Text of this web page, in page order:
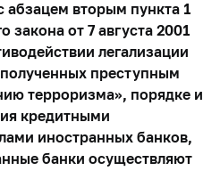
абзацем вторым пункта 1
закона от 7 августа 2001
легализации
преступным
терроризма», порядке и
кредитными
иностранных банков,
банки осуществляют